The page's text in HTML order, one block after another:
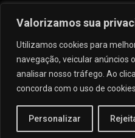
Valorizamos sua
Utilizamos cookies para
navegação, veicular anúncios
analisar nosso tráfego. Ao
concorda com o uso de cookies.
Personalizar
(82) 99621-8806